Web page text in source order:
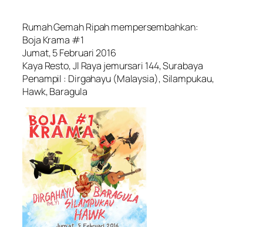
Rumah Gemah Ripah mempersembahkan:
Boja Krama #1
Jumat, 5 Februari 2016
Kaya Resto, Jl Raya jemursari 144, Surabaya
Penampil : Dirgahayu (Malaysia), Silampukau,
Hawk, Baragula